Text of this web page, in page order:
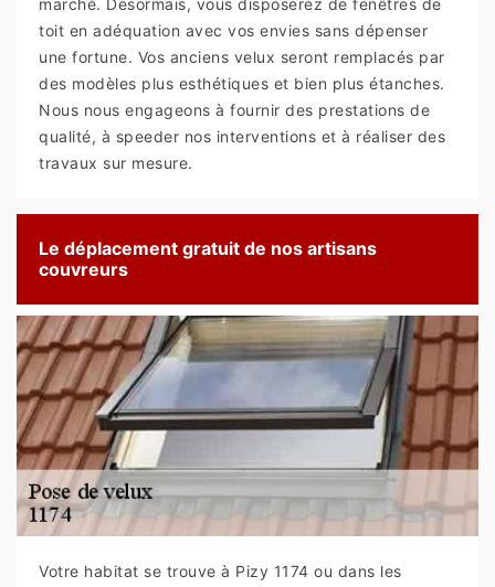
marché. Désormais, vous disposerez de fenêtres de
toit en adéquation avec vos envies sans dépenser
une fortune. Vos anciens velux seront remplacés par
des modèles plus esthétiques et bien plus étanches.
Nous nous engageons à fournir des prestations de
qualité, à speeder nos interventions et à réaliser des
travaux sur mesure.
Le déplacement gratuit de nos artisans
couvreurs
Votre habitat se trouve à Pizy 1174 ou dans les